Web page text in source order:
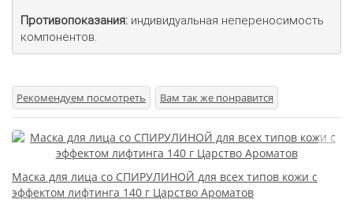
Противопоказания: индивидуальная непереносимость
компонентов.
Рекомендуем посмотреть Вам так же понравится
Маска для лица со СПИРУЛИНОЙ для всех типов кожи с
эффектом лифтинга 140 г Царство Ароматов